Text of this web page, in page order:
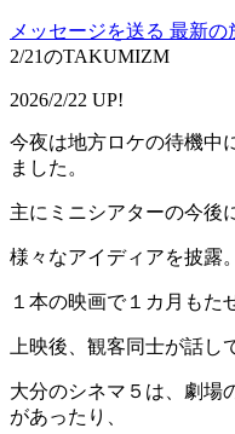
メッセージを送る 最新の
2/21のTAKUMIZM
2026/2/22 UP!
今夜は地方ロケの待機中
ました。
主にミニシアターの今後
様々なアイディアを披露。
１本の映画で１カ月もた
上映後、観客同士が話し
大分のシネマ５は、劇場
があったり、